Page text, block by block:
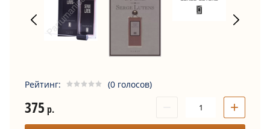
Рейтинг: (0 голосов)
375 р. +